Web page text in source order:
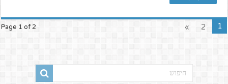
Page 1 of 2 1
2
»